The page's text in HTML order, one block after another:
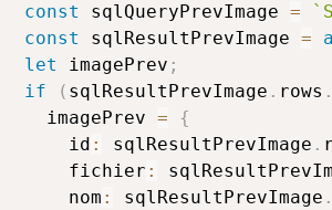
const
sqlQueryPrevImage = `
const
sqlResultPrevImage =
let
imagePrev ;
if
( sqlResultPrevImage . rows .
    imagePrev
=
{
      id
: sqlResultPrevImage .
      fichier
:
      nom
: sqlResultPrevImage .